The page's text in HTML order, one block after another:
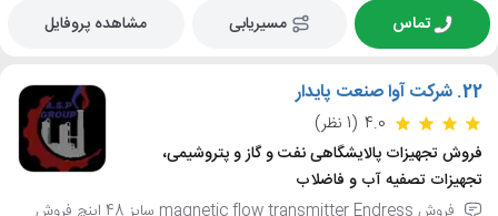
تماس مسیریابی مشاهده پروفایل
22. شرکت آوا صنعت پایدار
4.0 (1 نظر)
فروش تجهیزات پالایشگاهی نفت و گاز و پتروشیمی،
تجهیزات تصفیه آب و فاضلاب